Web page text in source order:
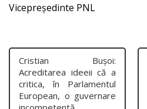
Vicepreședinte PNL
Cristian Bușoi:
Acreditarea ideeii că a
critica, în Parlamentul
European, o guvernare